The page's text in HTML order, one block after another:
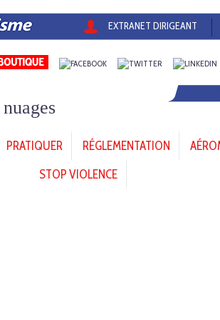
EXTRANET DIRIGEANT
PRATIQUER RÉGLEMENTATION
STOP VIOLENCE